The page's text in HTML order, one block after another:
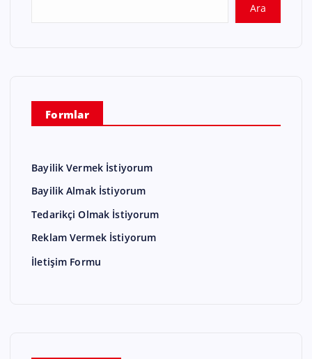
Ara
Formlar
Bayilik Vermek İstiyorum
Bayilik Almak İstiyorum
Tedarikçi Olmak İstiyorum
Reklam Vermek İstiyorum
İletişim Formu